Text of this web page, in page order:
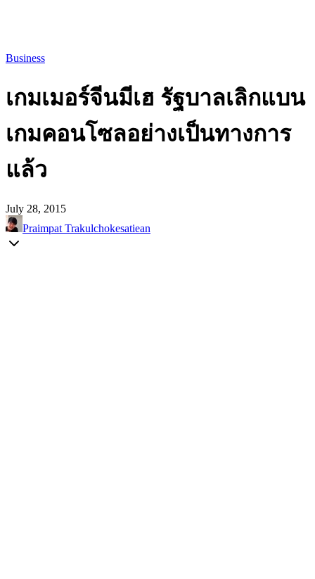
Business
เกมเมอร์จีนมีเฮ รัฐบาลเลิกแบน
เกมคอนโซลอย่างเป็นทางการ
แล้ว
July 28, 2015
Praimpat Trakulchokesatiean